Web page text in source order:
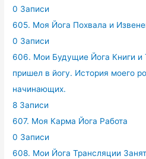
0 Записи
605. Моя Йога Похвала и
0 Записи
606. Мои Будущие Йога Книги и
пришел в йогу. История моего
начинающих.
8 Записи
607. Моя Карма Йога Работа
0 Записи
608. Мои Йога Трансляции